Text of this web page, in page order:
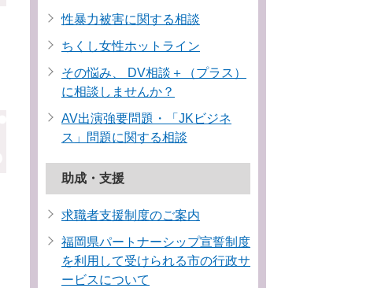
性暴力被害に関する相談
ちくし女性ホットライン
その悩み、 DV相談＋（プラス）
に相談しませんか？
AV出演強要問題・「JKビジネ
ス」問題に関する相談
助成・支援
求職者支援制度のご案内
福岡県パートナーシップ宣誓制度
を利用して受けられる市の行政サ
ービスについて